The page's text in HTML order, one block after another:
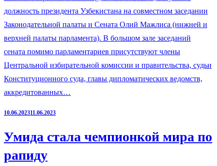
должность президента Узбекистана на совместном заседании
Законодательной палаты и Сената Олий Мажлиса (нижней и
верхней палаты парламента). В большом зале заседаний
сената помимо парламентариев присутствуют члены
Центральной избирательной комиссии и правительства, судьи
Конституционного суда, главы дипломатических ведомств,
аккредитованных…
10.06.202311.06.2023
Умида стала чемпионкой мира по
рапиду